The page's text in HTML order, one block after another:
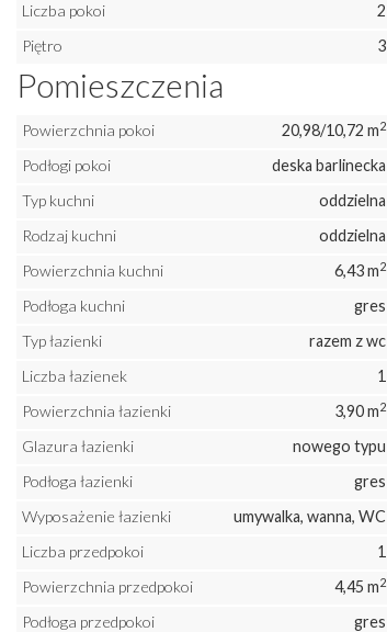
Liczba pokoi
2
Piętro
3
Pomieszczenia
Powierzchnia pokoi 20,98/10,72 m2
Podłogi pokoi
deska barlinecka
Typ kuchni
oddzielna
Rodzaj kuchni
oddzielna
Powierzchnia kuchni
6,43 m2
Podłoga kuchni
gres
Typ łazienki
razem z wc
Liczba łazienek
1
Powierzchnia łazienki
3,90 m2
Glazura łazienki
nowego typu
Podłoga łazienki
gres
Wyposażenie łazienki
umywalka, wanna, WC
Liczba przedpokoi
1
Powierzchnia przedpokoi
4,45 m2
Podłoga przedpokoi gres